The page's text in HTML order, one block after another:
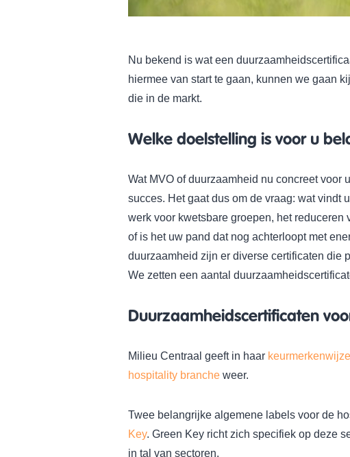
Nu bekend is wat een
hiermee van start te gaan, kunnen we gaan
die in de markt.
Welke doelstelling is voor u
Wat MVO of duurzaamheid nu concreet voor
succes. Het gaat dus om de vraag: wat vindt
werk voor kwetsbare groepen, het
of is het uw pand dat nog achterloopt met
duurzaamheid zijn er diverse certificaten die
We zetten een aantal
Duurzaamheidscertificaten
Milieu Centraal geeft in haar
hospitality branche weer.
Twee belangrijke algemene labels voor de
Key. Green Key richt zich specifiek op deze
in tal van sectoren.